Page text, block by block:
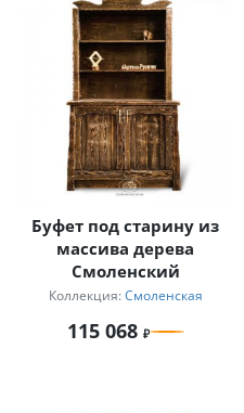
Буфет под старину из
массива дерева
Смоленский
Коллекция: Смоленская
115 068